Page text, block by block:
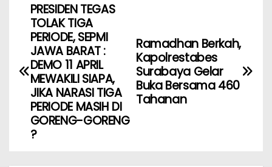
Ramadhan Berkah,
Kapolrestabes
Surabaya Gelar
Buka Bersama 460
Tahanan
PRESIDEN TEGAS
TOLAK TIGA
PERIODE, SEPMI
JAWA BARAT :
DEMO 11 APRIL
MEWAKILI SIAPA,
JIKA NARASI TIGA
PERIODE MASIH DI
GORENG-GORENG
?